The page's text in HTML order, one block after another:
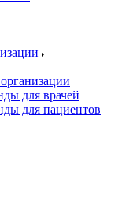
для врачей
для пациентов